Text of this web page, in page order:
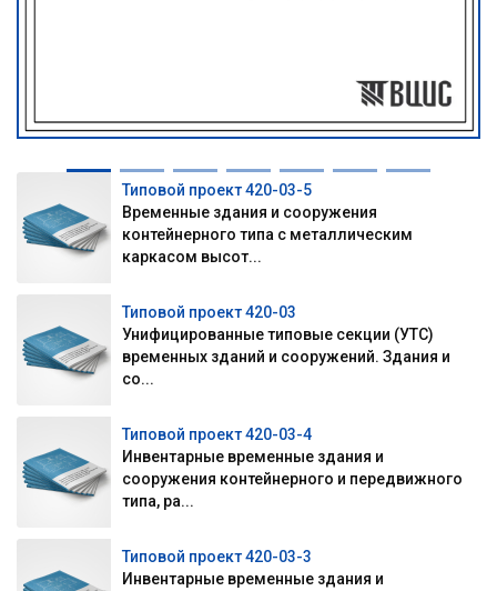
Типовой проект 420-03-5
Временные здания и сооружения
контейнерного типа с металлическим
каркасом высот...
Типовой проект 420-03
Унифицированные типовые секции (УТС)
временных зданий и сооружений. Здания и
со...
Типовой проект 420-03-4
Инвентарные временные здания и
сооружения контейнерного и передвижного
типа, ра...
Типовой проект 420-03-3
Инвентарные временные здания и